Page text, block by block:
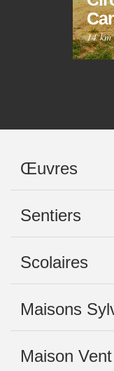
14 km
Œuvres
Sentiers
Scolaires
Maisons
Maison